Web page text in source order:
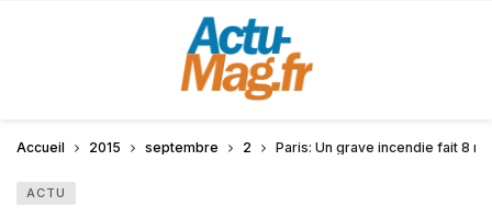
Accueil 2015 septembre 2 Paris: Un grave incendie fait 8
ACTU